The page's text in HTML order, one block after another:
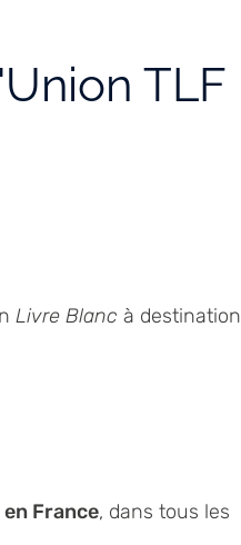
TLF
Livre Blanc à destination
France, dans tous les